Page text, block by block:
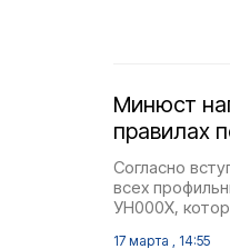
Минюст
правилах
Согласно
всех
УН000Х,
17 марта , 14:55